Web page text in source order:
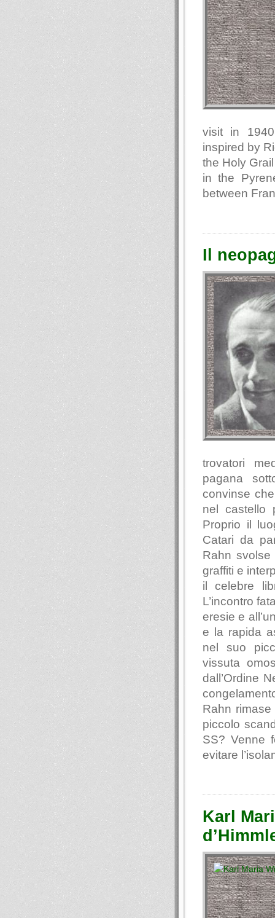
visit in
inspired by
the Holy
in the
between
Il
trovatori
pagana
convinse
nel castello
Proprio il
Catari da
Rahn svolse
graffiti e
il celebre
L’incontro
eresie e
e la rapida
nel suo
vissuta
dall’Ordine
Rahn
piccolo
SS? Venne
evitare
Karl